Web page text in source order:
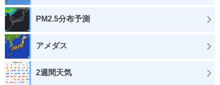
PM2.5分布予測
アメダス
2週間天気